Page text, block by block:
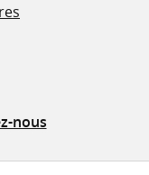
nous